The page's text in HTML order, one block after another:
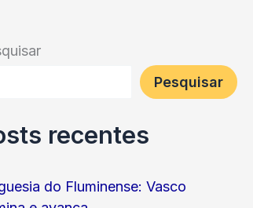
Pesquisar
recentes
do Fluminense: Vasco